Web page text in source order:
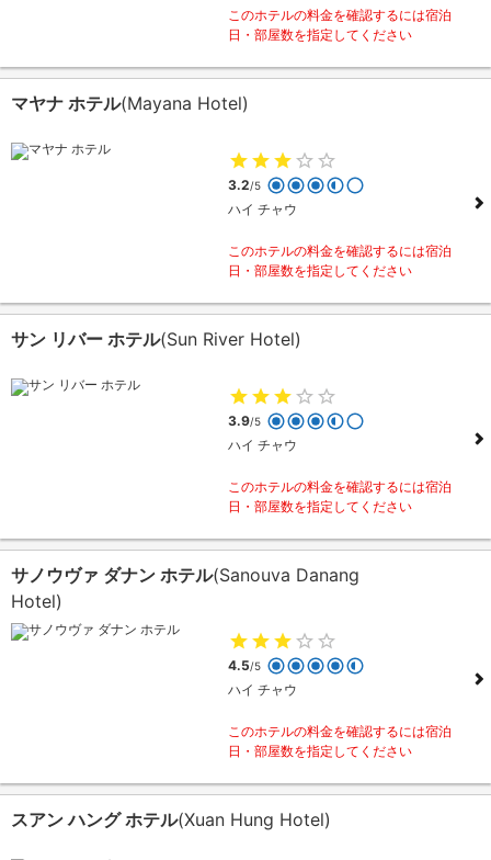
このホテルの料金を確認するには宿泊
日・部屋数を指定してください
マヤナ ホテル(Mayana Hotel)
3.2/5
ハイ チャウ
このホテルの料金を確認するには宿泊
日・部屋数を指定してください
サン リバー ホテル(Sun River Hotel)
3.9/5
ハイ チャウ
このホテルの料金を確認するには宿泊
日・部屋数を指定してください
サノウヴァ ダナン ホテル(Sanouva Danang
Hotel)
4.5/5
ハイ チャウ
このホテルの料金を確認するには宿泊
日・部屋数を指定してください
スアン ハング ホテル(Xuan Hung Hotel)